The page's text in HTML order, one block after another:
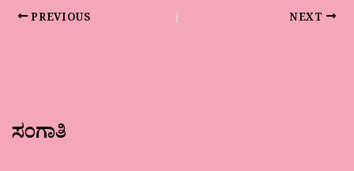
PREVIOUS NEXT
ಸಂಗಾತಿ